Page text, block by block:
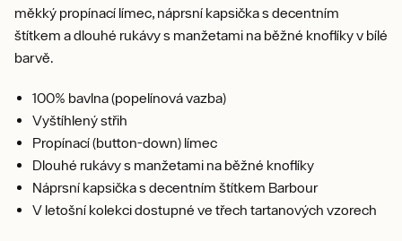
měkký propínací límec, náprsní kapsička s decentním
štítkem a dlouhé rukávy s manžetami na běžné knoflíky v bílé
barvě.
100% bavlna (popelínová vazba)
Vyštíhlený střih
Propínací (button-down) límec
Dlouhé rukávy s manžetami na běžné knoflíky
Náprsní kapsička s decentním štítkem Barbour
V letošní kolekci dostupné ve třech tartanových vzorech